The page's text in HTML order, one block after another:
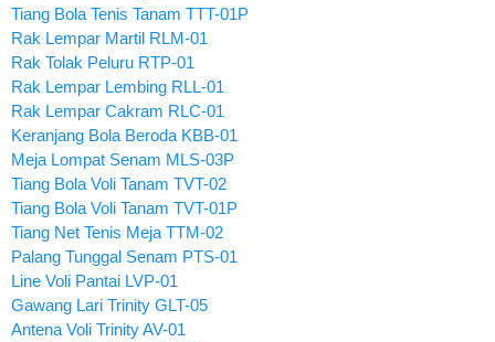
Tiang Bola Tenis Tanam TTT-01P
Rak Lempar Martil RLM-01
Rak Tolak Peluru RTP-01
Rak Lempar Lembing RLL-01
Rak Lempar Cakram RLC-01
Keranjang Bola Beroda KBB-01
Meja Lompat Senam MLS-03P
Tiang Bola Voli Tanam TVT-02
Tiang Bola Voli Tanam TVT-01P
Tiang Net Tenis Meja TTM-02
Palang Tunggal Senam PTS-01
Line Voli Pantai LVP-01
Gawang Lari Trinity GLT-05
Antena Voli Trinity AV-01